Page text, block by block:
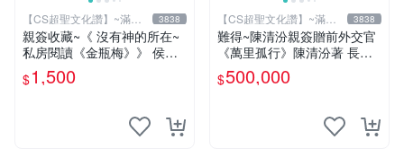
【CS超聖文化讚】~滿千
元送運
3838
親簽收藏~《 沒有神的所在~
私房閱讀《金瓶梅》》 侯文
詠著 皇冠 民2009年初版 【C
S超聖文化2讚】
$1,500
【CS超聖文化讚】~滿千
元送運
3838
難得~陳清汾親簽贈前外交官
《萬里孤行》陳清汾著 長風
出版 民國45年初版 【CS超
聖文化讚】
$500,000